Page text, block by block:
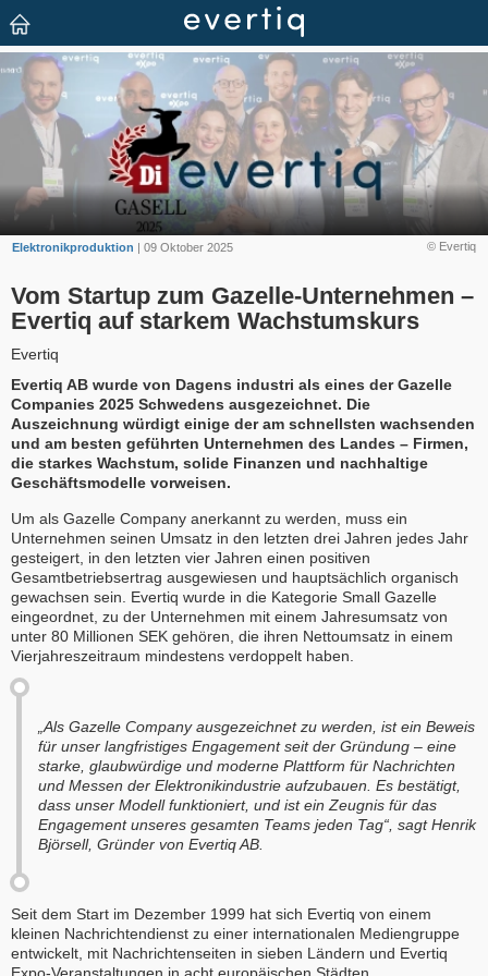
© Evertiq
Elektronikproduktion | 09 Oktober 2025
Vom Startup zum Gazelle-Unternehmen –
Evertiq auf starkem Wachstumskurs
Evertiq
Evertiq AB wurde von Dagens industri als eines der Gazelle
Companies 2025 Schwedens ausgezeichnet. Die
Auszeichnung würdigt einige der am schnellsten wachsenden
und am besten geführten Unternehmen des Landes – Firmen,
die starkes Wachstum, solide Finanzen und nachhaltige
Geschäftsmodelle vorweisen.
Um als Gazelle Company anerkannt zu werden, muss ein
Unternehmen seinen Umsatz in den letzten drei Jahren jedes Jahr
gesteigert, in den letzten vier Jahren einen positiven
Gesamtbetriebsertrag ausgewiesen und hauptsächlich organisch
gewachsen sein. Evertiq wurde in die Kategorie Small Gazelle
eingeordnet, zu der Unternehmen mit einem Jahresumsatz von
unter 80 Millionen SEK gehören, die ihren Nettoumsatz in einem
Vierjahreszeitraum mindestens verdoppelt haben.
„Als Gazelle Company ausgezeichnet zu werden, ist ein Beweis
für unser langfristiges Engagement seit der Gründung – eine
starke, glaubwürdige und moderne Plattform für Nachrichten
und Messen der Elektronikindustrie aufzubauen. Es bestätigt,
dass unser Modell funktioniert, und ist ein Zeugnis für das
Engagement unseres gesamten Teams jeden Tag“, sagt Henrik
Björsell, Gründer von Evertiq AB.
Seit dem Start im Dezember 1999 hat sich Evertiq von einem
kleinen Nachrichtendienst zu einer internationalen Mediengruppe
entwickelt, mit Nachrichtenseiten in sieben Ländern und Evertiq